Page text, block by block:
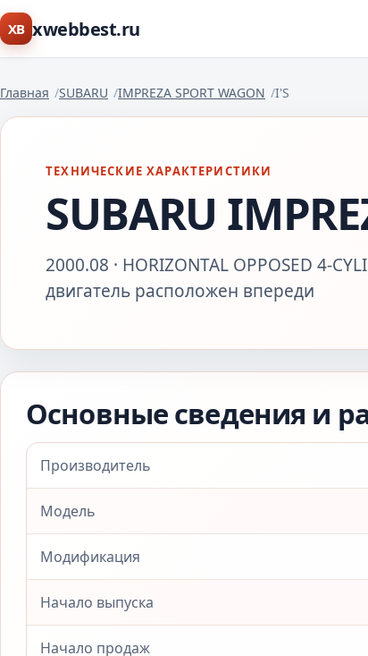
XB xwebbest.ru
Главная SUBARU IMPREZA SPORT WAGON I'S
ТЕХНИЧЕСКИЕ ХАРАКТЕРИСТИКИ
SUBARU
2000.08 · HORIZONTAL OPPOSED 4-
двигатель расположен впереди
Основные сведения и
Производитель
Модель
Модификация
Начало выпуска
Начало продаж